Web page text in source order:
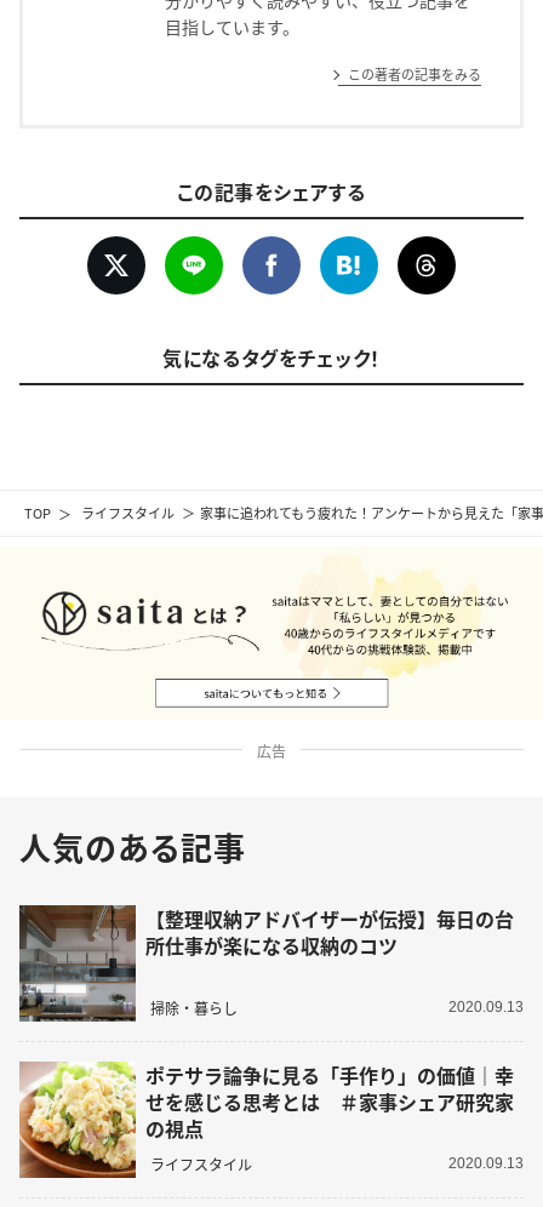
TOP ライフスタイル 家事に追われてもう疲れた！アンケートから見えた「家
目指しています。
この著者の記事をみる
この記事をシェアする
気になるタグをチェック！
広告
人気のある記事
【整理収納アドバイザーが伝授】毎日の台
所仕事が楽になる収納のコツ
掃除・暮らし 2020.09.13
ポテサラ論争に見る「手作り」の価値｜幸
せを感じる思考とは ＃家事シェア研究家
の視点
ライフスタイル 2020.09.13